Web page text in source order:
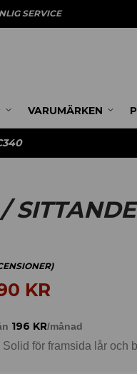
SERVICE
VARUMÄRKEN
KR
196 KR/månad
för framsida lår och